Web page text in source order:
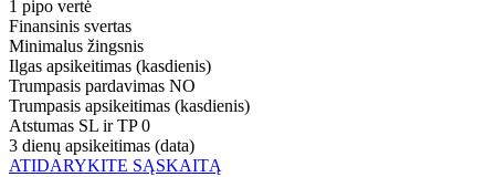
1 pipo vertė
Finansinis svertas
Minimalus žingsnis
Ilgas apsikeitimas (kasdienis)
Trumpasis pardavimas NO
Trumpasis apsikeitimas (kasdienis)
Atstumas SL ir TP 0
3 dienų apsikeitimas (data)
ATIDARYKITE SĄSKAITĄ